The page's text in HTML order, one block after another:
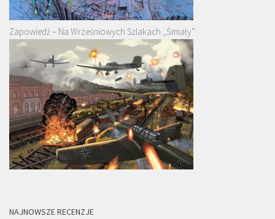
Zapowiedź – Na Wrześniowych Szlakach „Śmiały”
NAJNOWSZE RECENZJE